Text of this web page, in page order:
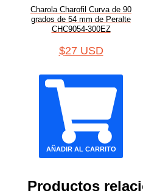
Charola Charofil Curva de 90
grados de 54 mm de Peralte
CHC9054-300EZ
$27 USD
AÑADIR AL CARRITO
Productos